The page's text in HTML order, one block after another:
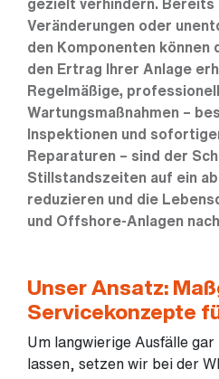
gezielt verhindern. Bereits
Veränderungen oder
den Komponenten können
den Ertrag Ihrer Anlage
Regelmäßige,
Wartungsmaßnahmen –
Inspektionen und
Reparaturen – sind der
Stillstandszeiten auf ein
reduzieren und die
und Offshore-Anlagen
Unser Ansatz:
Servicekonzepte
Um langwierige Ausfälle
lassen, setzen wir bei der